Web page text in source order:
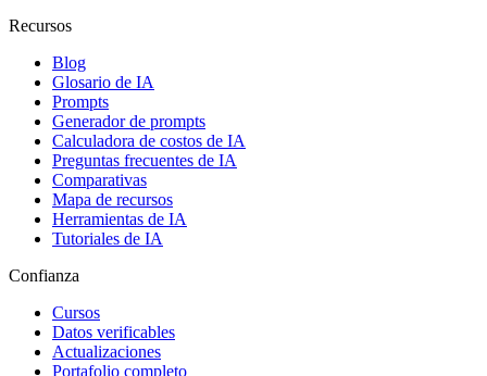
Recursos
Blog
Glosario de IA
Prompts
Generador de prompts
Calculadora de costos de IA
Preguntas frecuentes de IA
Comparativas
Mapa de recursos
Herramientas de IA
Tutoriales de IA
Confianza
Cursos
Datos verificables
Actualizaciones
Portafolio completo